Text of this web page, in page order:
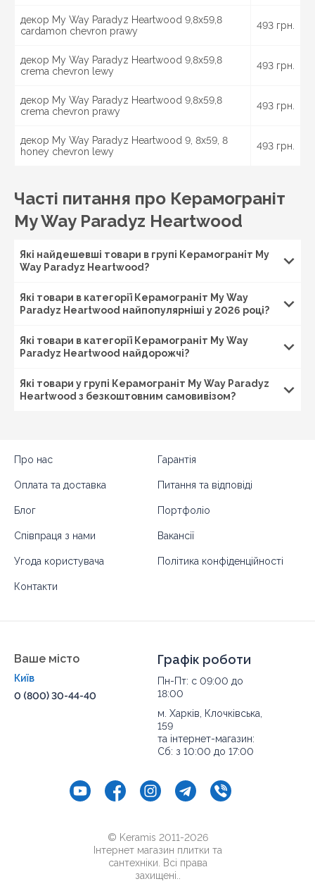
декор My Way Paradyz Heartwood 9,8x59,8
cardamon chevron prawy
493 грн.
декор My Way Paradyz Heartwood 9,8x59,8
crema chevron lewy
493 грн.
декор My Way Paradyz Heartwood 9,8x59,8
crema chevron prawy
493 грн.
декор My Way Paradyz Heartwood 9, 8x59, 8
honey chevron lewy
493 грн.
Часті питання про Керамограніт
My Way Paradyz Heartwood
Які найдешевші товари в групі Керамограніт My
Way Paradyz Heartwood?
Які товари в категорії Керамограніт My Way
Paradyz Heartwood найпопулярніші у 2026 році?
Які товари в категорії Керамограніт My Way
Paradyz Heartwood найдорожчі?
Які товари у групі Керамограніт My Way Paradyz
Heartwood з безкоштовним самовивізом?
Про нас Гарантія
Оплата та доставка Питання та відповіді
Блог Портфоліо
Співпраця з нами Вакансії
Угода користувача Політика конфіденційності
Контакти
Ваше місто
Київ
0 (800) 30-44-40
Графік роботи
Пн-Пт: с 09:00 до
18:00
м. Харків, Клочківська,
159
та інтернет-магазин:
Сб: з 10:00 до 17:00
© Keramis 2011-2026
Інтернет магазин плитки та
сантехніки. Всі права
захищені..